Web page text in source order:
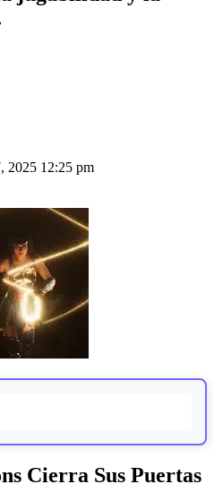
2025 12:25 pm
Cierra Sus Puertas